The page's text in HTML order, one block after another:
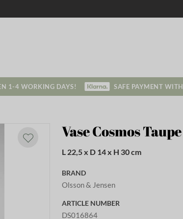
1-4 WORKING DAYS! SAFE PAYMENT
Vase Cosmos Taupe
L 22,5 x D 14 x H 30 cm
BRAND
Olsson & Jensen
ARTICLE NUMBER
DS016864